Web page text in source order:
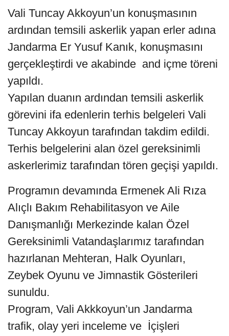
Vali Tuncay Akkoyun’un konuşmasının
ardından temsili askerlik yapan erler adına
Jandarma Er Yusuf Kanık, konuşmasını
gerçekleştirdi ve akabinde and içme töreni
yapıldı.
Yapılan duanın ardından temsili askerlik
görevini ifa edenlerin terhis belgeleri Vali
Tuncay Akkoyun tarafından takdim edildi.
Terhis belgelerini alan özel gereksinimli
askerlerimiz tarafından tören geçişi yapıldı.
Programın devamında Ermenek Ali Rıza
Alıçlı Bakım Rehabilitasyon ve Aile
Danışmanlığı Merkezinde kalan Özel
Gereksinimli Vatandaşlarımız tarafından
hazırlanan Mehteran, Halk Oyunları,
Zeybek Oyunu ve Jimnastik Gösterileri
sunuldu.
Program, Vali Akkkoyun’un Jandarma
trafik, olay yeri inceleme ve İçişleri